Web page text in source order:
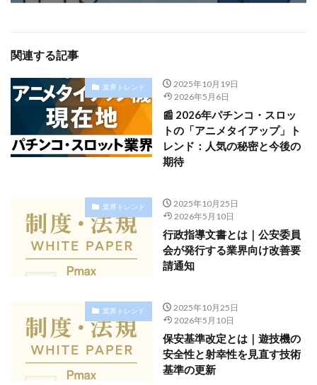
関連する記事
業界トレンド
2025年10月19日
2026年5月6日
📰 2026年パチンコ・スロッ
トの「アニメタイアップ」ト
レンド：人気の秘密と今後の
期待
業界トレンド
2025年10月25日
2026年5月10日
行政指導文書とは｜公安委員
会が発行する業界向け改善要
請通知
業界トレンド
2025年10月25日
2026年5月10日
保安基準改定とは｜遊技機の
安全性と射幸性を見直す技術
基準の更新